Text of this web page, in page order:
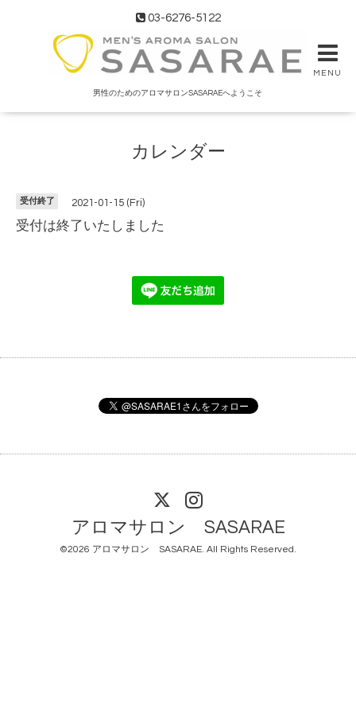
03-6276-5122
MENU
男性のためのアロマサロンSASARAEへようこそ
カレンダー
受付終了 2021-01-15 (Fri)
受付は終了いたしました
アロマサロン SASARAE
©2026 アロマサロン SASARAE. All Rights Reserved.